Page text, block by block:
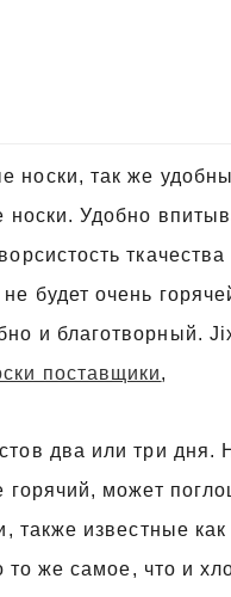
носки, так же
Удобно
ткачества
будет очень
и благотворный.
поставщики,
два или три дня.
может
также известные
то же самое, что и